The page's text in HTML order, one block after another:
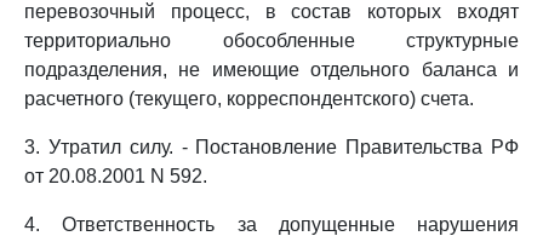
перевозочный процесс, в состав которых входят
территориально обособленные структурные
подразделения, не имеющие отдельного баланса и
расчетного (текущего, корреспондентского) счета.
3. Утратил силу. - Постановление Правительства РФ
от 20.08.2001 N 592.
4. Ответственность за допущенные нарушения